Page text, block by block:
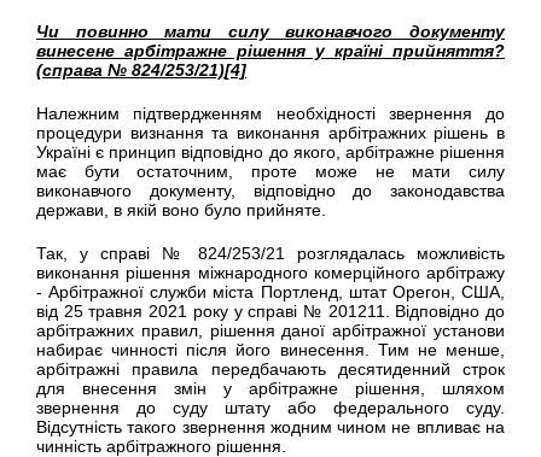
Чи повинно мати силу виконавчого документу
винесене арбітражне рішення у країні прийняття?
(справа № 824/253/21)[4]
Належним підтвердженням необхідності звернення до
процедури визнання та виконання арбітражних рішень в
Україні є принцип відповідно до якого, арбітражне рішення
має бути остаточним, проте може не мати силу
виконавчого документу, відповідно до законодавства
держави, в якій воно було прийняте.
Так, у справі № 824/253/21 розглядалась можливість
виконання рішення міжнародного комерційного арбітражу
- Арбітражної служби міста Портленд, штат Орегон, США,
від 25 травня 2021 року у справі № 201211. Відповідно до
арбітражних правил, рішення даної арбітражної установи
набирає чинності після його винесення. Тим не менше,
арбітражні правила передбачають десятиденний строк
для внесення змін у арбітражне рішення, шляхом
звернення до суду штату або федерального суду.
Відсутність такого звернення жодним чином не впливає на
чинність арбітражного рішення.